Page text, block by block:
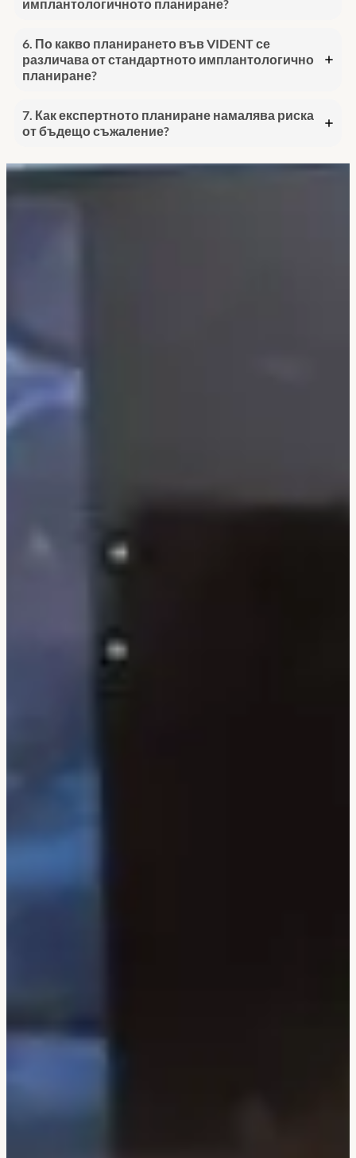
имплантологичното планиране?
6. По какво планирането във VIDENT се
различава от стандартното имплантологично
планиране?
7. Как експертното планиране намалява риска
от бъдещо съжаление?